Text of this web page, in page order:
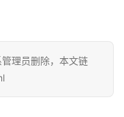
理员删除，本文链